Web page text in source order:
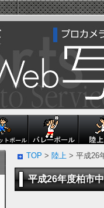
TOP > 陸上> 平成26
平成26年度柏市